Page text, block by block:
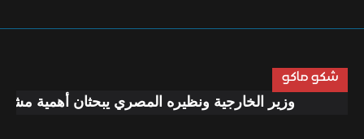
رياضة
صحة
شكو ماكو
وزير الخارجية ونظيره المصري يبحثان أهمية مشروع